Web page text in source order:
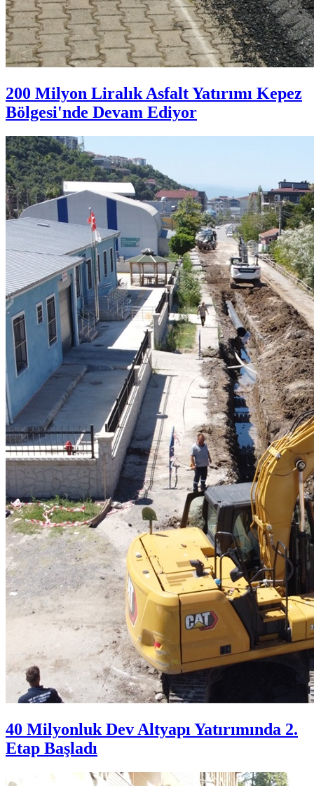
200 Milyon Liralık Asfalt Yatırımı Kepez
Bölgesi'nde Devam Ediyor
40 Milyonluk Dev Altyapı Yatırımında 2.
Etap Başladı